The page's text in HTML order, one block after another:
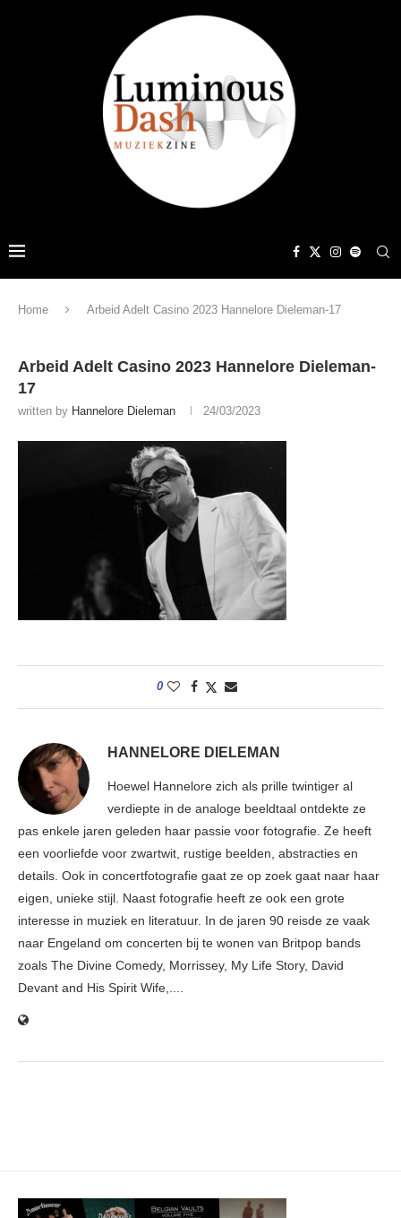
Home Arbeid Adelt Casino 2023 Hannelore Dieleman-17
Arbeid Adelt Casino 2023 Hannelore Dieleman-
17
written by Hannelore Dieleman 24/03/2023
0
HANNELORE DIELEMAN
Hoewel Hannelore zich als prille twintiger al
verdiepte in de analoge beeldtaal ontdekte ze
pas enkele jaren geleden haar passie voor fotografie. Ze heeft
een voorliefde voor zwartwit, rustige beelden, abstracties en
details. Ook in concertfotografie gaat ze op zoek gaat naar haar
eigen, unieke stijl. Naast fotografie heeft ze ook een grote
interesse in muziek en literatuur. In de jaren 90 reisde ze vaak
naar Engeland om concerten bij te wonen van Britpop bands
zoals The Divine Comedy, Morrissey, My Life Story, David
Devant and His Spirit Wife,....